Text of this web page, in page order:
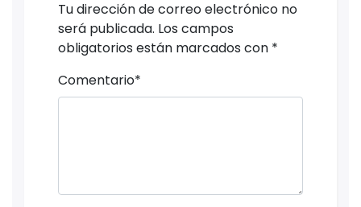
Tu dirección de correo electrónico no
será publicada. Los campos
obligatorios están marcados con *
Comentario*